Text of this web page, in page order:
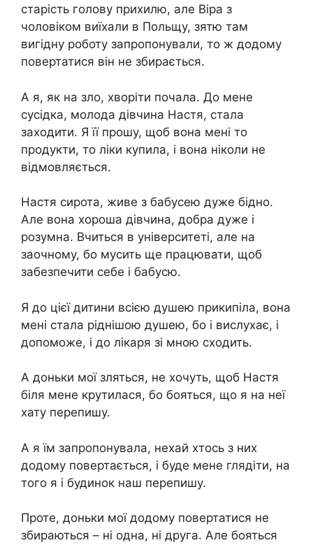
старість голову прихилю, але Віра з
чоловіком виїхали в Польщу, зятю там
вигідну роботу запропонували, то ж додому
повертатися він не збирається.
А я, як на зло, хворіти почала. До мене
сусідка, молода дівчина Настя, стала
заходити. Я її прошу, щоб вона мені то
продукти, то ліки купила, і вона ніколи не
відмовляється.
Настя сирота, живе з бабусею дуже бідно.
Але вона хороша дівчина, добра дуже і
розумна. Вчиться в університеті, але на
заочному, бо мусить ще працювати, щоб
забезпечити себе і бабусю.
Я до цієї дитини всією душею прикипіла, вона
мені стала ріднішою душею, бо і вислухає, і
допоможе, і до лікаря зі мною сходить.
А доньки мої зляться, не хочуть, щоб Настя
біля мене крутилася, бо бояться, що я на неї
хату перепишу.
А я їм запропонувала, нехай хтось з них
додому повертається, і буде мене глядіти, на
того я і будинок наш перепишу.
Проте, доньки мої додому повертатися не
збираються – ні одна, ні друга. Але бояться